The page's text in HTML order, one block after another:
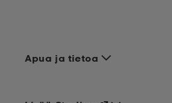
Apua ja tietoa